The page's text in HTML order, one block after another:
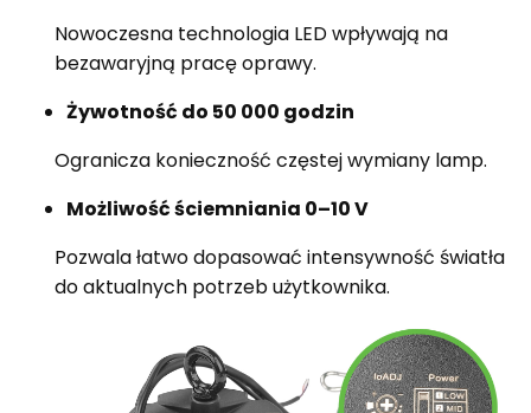
Nowoczesna technologia LED wpływają na
bezawaryjną pracę oprawy.
Żywotność do 50 000 godzin
Ogranicza konieczność częstej wymiany lamp.
Możliwość ściemniania 0–10 V
Pozwala łatwo dopasować intensywność światła
do aktualnych potrzeb użytkownika.